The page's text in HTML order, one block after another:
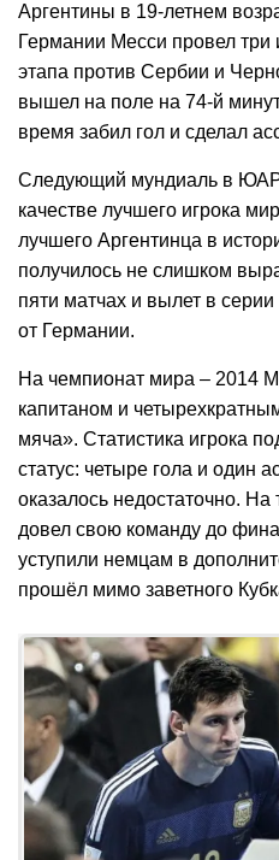
Аргентины в 19-летнем
Германии Месси провел три
этапа против Сербии и
вышел на поле на 74-й
время забил гол и сделал
Следующий мундиаль в
качестве лучшего игрока
лучшего Аргентинца в
получилось не слишком
пяти матчах и вылет в
от Германии.
На чемпионат мира – 2014
капитаном и
мяча». Статистика игрока
статус: четыре гола и один
оказалось недостаточно.
довел свою команду до
уступили немцам в
прошёл мимо заветного